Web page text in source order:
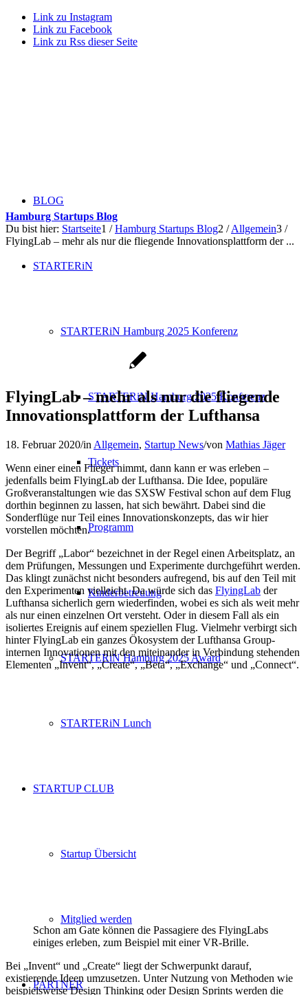
Link zu Instagram
Link zu Facebook
Link zu Rss dieser Seite
BLOG
STARTERiN
STARTERiN Hamburg 2025 Konferenz
STARTERiN Hamburg 2025 Konferenz
Tickets
Programm
Kinderbetreuung
STARTERiN Hamburg 2025 Award
STARTERiN Lunch
STARTUP CLUB
Startup Übersicht
Mitglied werden
PARTNER
Hamburg Startups Blog
Du bist hier: Startseite1 / Hamburg Startups Blog2 / Allgemein3 /
FlyingLab – mehr als nur die fliegende Innovationsplattform der ...
FlyingLab – mehr als nur die fliegende
Innovationsplattform der Lufthansa
18. Februar 2020/in Allgemein, Startup News/von Mathias Jäger
Wenn einer einen Flieger nimmt, dann kann er was erleben –
jedenfalls beim FlyingLab der Lufthansa. Die Idee, populäre
Großveranstaltungen wie das SXSW Festival schon auf dem Flug
dorthin beginnen zu lassen, hat sich bewährt. Dabei sind die
Sonderflüge nur Teil eines Innovationskonzepts, das wir hier
vorstellen möchten.
Der Begriff „Labor“ bezeichnet in der Regel einen Arbeitsplatz, an
dem Prüfungen, Messungen und Experimente durchgeführt werden.
Das klingt zunächst nicht besonders aufregend, bis auf den Teil mit
den Experimenten vielleicht. Da würde sich das FlyingLab der
Lufthansa sicherlich gern wiederfinden, wobei es sich als weit mehr
als nur einen einzelnen Ort versteht. Oder in diesem Fall als ein
isoliertes Ereignis auf einem speziellen Flug. Vielmehr verbirgt sich
hinter FlyingLab ein ganzes Ökosystem der Lufthansa Group-
internen Innovationen mit den miteinander in Verbindung stehenden
Elementen „Invent“, „Create“, „Beta“, „Exchange“ und „Connect“.
Schon am Gate können die Passagiere des FlyingLabs
einiges erleben, zum Beispiel mit einer VR-Brille.
Bei „Invent“ und „Create“ liegt der Schwerpunkt darauf,
existierende Ideen umzusetzen. Unter Nutzung von Methoden wie
beispielsweise Design Thinking oder Design Sprints werden die